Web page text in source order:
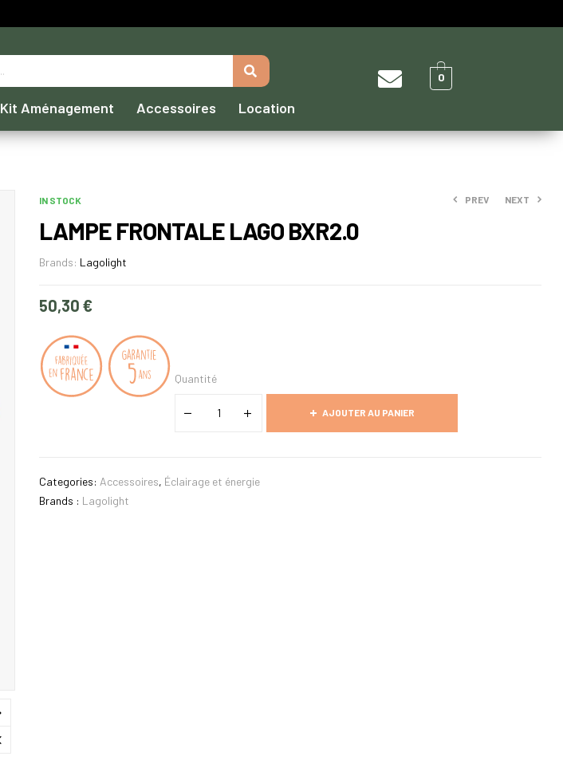
Kit Aménagement Accessoires Location
0
IN STOCK PREV NEXT
LAMPE FRONTALE LAGO BXR2.0
Brands: Lagolight
50,30 €
Quantité
AJOUTER AU PANIER
Categories: Accessoires, Éclairage et énergie
Brands : Lagolight